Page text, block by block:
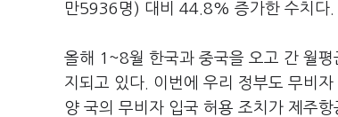
만5936명) 대비 44.8% 증가한 수치다.
올해 1~8월 한국과 중국을 오고 간 월
지되고 있다. 이번에 우리 정부도 무비
양 국의 무비자 입국 허용 조치가 제주